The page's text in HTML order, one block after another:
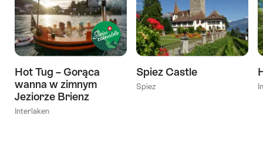
Hot Tug – Gorąca
wanna w zimnym
Jeziorze Brienz
Interlaken
Spiez Castle
Spiez